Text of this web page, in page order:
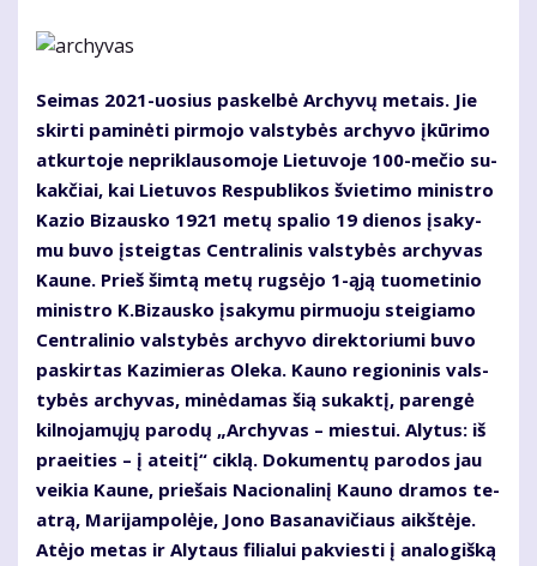
Sei­mas 2021-uo­sius pa­skel­bė Ar­chy­vų me­tais. Jie
skir­ti pa­mi­nė­ti pir­mo­jo vals­ty­bės ar­chy­vo įkū­ri­mo
at­kur­to­je ne­pri­klau­so­mo­je Lie­tu­vo­je 100-me­čio su­
kak­čiai, kai Lie­tu­vos Res­pub­li­kos švie­ti­mo mi­nist­ro
Ka­zio Bi­zaus­ko 1921 me­tų spa­lio 19 die­nos įsa­ky­
mu bu­vo įsteig­tas Cen­tra­li­nis vals­ty­bės ar­chy­vas
Kau­ne. Prieš šim­tą me­tų rug­sė­jo 1-ąją tuo­me­ti­nio
mi­nist­ro K.Bi­zaus­ko įsa­ky­mu pir­muo­ju stei­gia­mo
Cen­tra­li­nio vals­ty­bės ar­chy­vo di­rek­to­riu­mi bu­vo
pa­skir­tas Ka­zi­mie­ras Ole­ka. Kau­no re­gio­ni­nis vals­
ty­bės ar­chy­vas, mi­nė­da­mas šią su­kak­tį, pa­ren­gė
kil­no­ja­mų­jų pa­ro­dų „Archyvas – miestui. Alytus: iš
praeities – į ateitį“ cik­lą. Do­ku­men­tų pa­ro­dos jau
vei­kia Kau­ne, prie­šais Na­cio­na­li­nį Kau­no dra­mos te­
at­rą, Ma­ri­jam­po­lė­je, Jo­no Ba­sa­na­vi­čiaus aikš­tė­je.
At­ėjo me­tas ir Aly­taus fi­lia­lui pa­kvies­ti į ana­lo­giš­ką